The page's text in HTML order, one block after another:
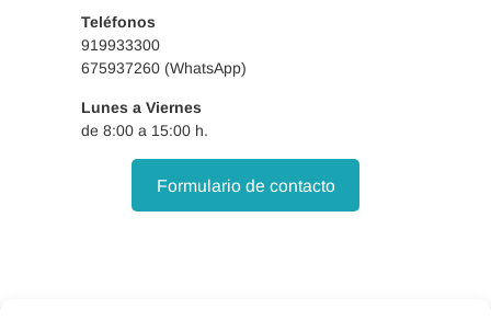
Teléfonos
919933300
675937260 (WhatsApp)
Lunes a Viernes
de 8:00 a 15:00 h.
Formulario de contacto